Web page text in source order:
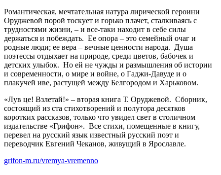
Романтическая, мечтательная натура лирической героини
Оруджевой порой тоскует и горько плачет, сталкиваясь с
трудностями жизни, – и все-таки находит в себе силы
держаться и побеждать. Ее опора – это семейный очаг и
родные люди; ее вера – вечные ценности народа. Душа
поэтессы отдыхает на природе, среди цветов, бабочек и
детских улыбок. Но ей не чужды и размышления об истории
и современности, о мире и войне, о Гаджи-Давуде и о
плакучей иве, растущей между Белгородом и Харьковом.
«Лув це! Взлетай!» – вторая книга Т. Оруджевой. Сборник,
состоящий из ста стихотворений и полутора десятков
коротких рассказов, только что увидел свет в столичном
издательстве «Грифон». Все стихи, помещенные в книгу,
перевел на русский язык известный русский поэт и
переводчик Евгений Чеканов, живущий в Ярославле.
grifon-m.ru/vremya-vremenno